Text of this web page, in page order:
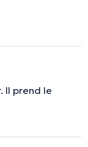
Il prend le